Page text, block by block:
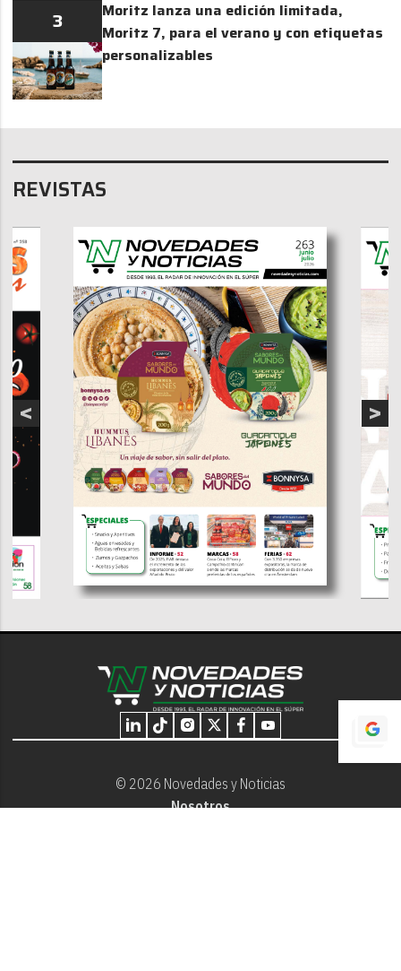
3
Moritz lanza una edición limitada,
Moritz 7, para el verano y con etiquetas
personalizables
REVISTAS
© 2026 Novedades y Noticias
Nosotros